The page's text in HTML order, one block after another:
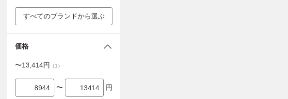
すべてのブランドから選ぶ
価格
〜13,414円 （1 ）
〜 円